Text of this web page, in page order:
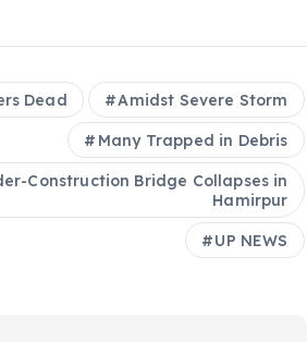
Dead Amidst Severe Storm
Many Trapped in Debris
Construction Bridge Collapses in
Hamirpur
UP NEWS